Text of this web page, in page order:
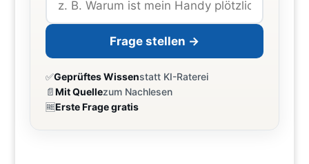
Frage stellen →
✅Geprüftes Wissenstatt KI-Raterei
📄Mit Quellezum Nachlesen
🆓Erste Frage gratis